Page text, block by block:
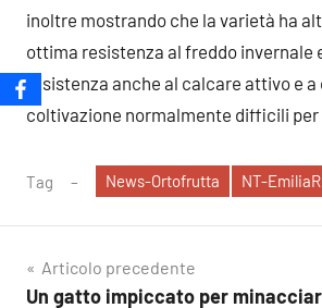
inoltre mostrando che la varietà ha
ottima resistenza al freddo invernale
resistenza anche al calcare attivo e
coltivazione normalmente difficili per
Tag News-Ortofrutta NT-EmiliaR
Navigazione
Articolo precedente
Un gatto impiccato per